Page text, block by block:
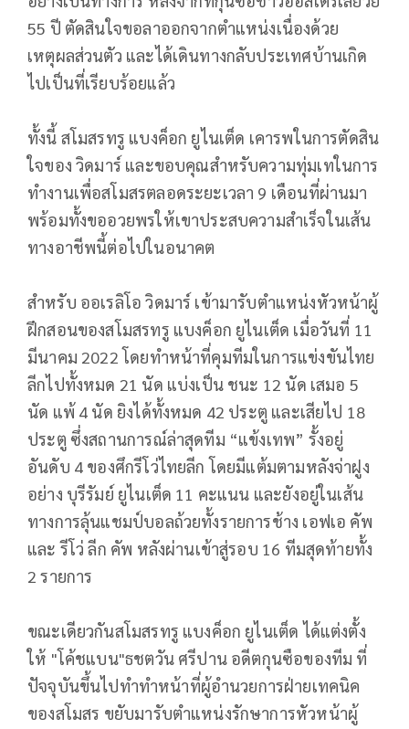
55 ปี ตัดสินใจขอลาออกจากตำแหน่งเนื่องด้วย
เหตุผลส่วนตัว และได้เดินทางกลับประเทศบ้านเกิด
ไปเป็นที่เรียบร้อยแล้ว
ทั้งนี้ สโมสรทรู แบงค็อก ยูไนเต็ด เคารพในการตัดสิน
ใจของ วิดมาร์ และขอบคุณสำหรับความทุ่มเทในการ
ทำงานเพื่อสโมสรตลอดระยะเวลา 9 เดือนที่ผ่านมา
พร้อมทั้งขออวยพรให้เขาประสบความสำเร็จในเส้น
ทางอาชีพนี้ต่อไปในอนาคต
สำหรับ ออเรลิโอ วิดมาร์ เข้ามารับตำแหน่งหัวหน้าผู้
ฝึกสอนของสโมสรทรู แบงค็อก ยูไนเต็ด เมื่อวันที่ 11
มีนาคม 2022 โดยทำหน้าที่คุมทีมในการแข่งขันไทย
ลีกไปทั้งหมด 21 นัด แบ่งเป็น ชนะ 12 นัด เสมอ 5
นัด แพ้ 4 นัด ยิงได้ทั้งหมด 42 ประตู และเสียไป 18
ประตู ซึ่งสถานการณ์ล่าสุดทีม “แข้งเทพ” รั้งอยู่
อันดับ 4 ของศึกรีโว่ไทยลีก โดยมีแต้มตามหลังจ่าฝูง
อย่าง บุรีรัมย์ ยูไนเต็ด 11 คะแนน และยังอยู่ในเส้น
ทางการลุ้นแชมป์บอลถ้วยทั้งรายการช้าง เอฟเอ คัพ
และ รีโว่ ลีก คัพ หลังผ่านเข้าสู่รอบ 16 ทีมสุดท้ายทั้ง
2 รายการ
ขณะเดียวกันสโมสรทรู แบงค็อก ยูไนเต็ด ได้แต่งตั้ง
ให้ "โค้ชแบน"ธชตวัน ศรีปาน อดีตกุนซือของทีม ที่
ปัจจุบันขึ้นไปทำทำหน้าที่ผู้อำนวยการฝ่ายเทคนิค
ของสโมสร ขยับมารับตำแหน่งรักษาการหัวหน้าผู้